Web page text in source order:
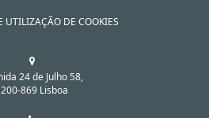
UTILIZAÇÃO DE COOKIES
24 de Julho 58,
869 Lisboa